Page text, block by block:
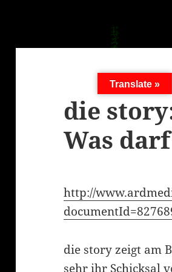
die
Was
http://
die story zeigt am
sehr ihr Schicksal
Translate »